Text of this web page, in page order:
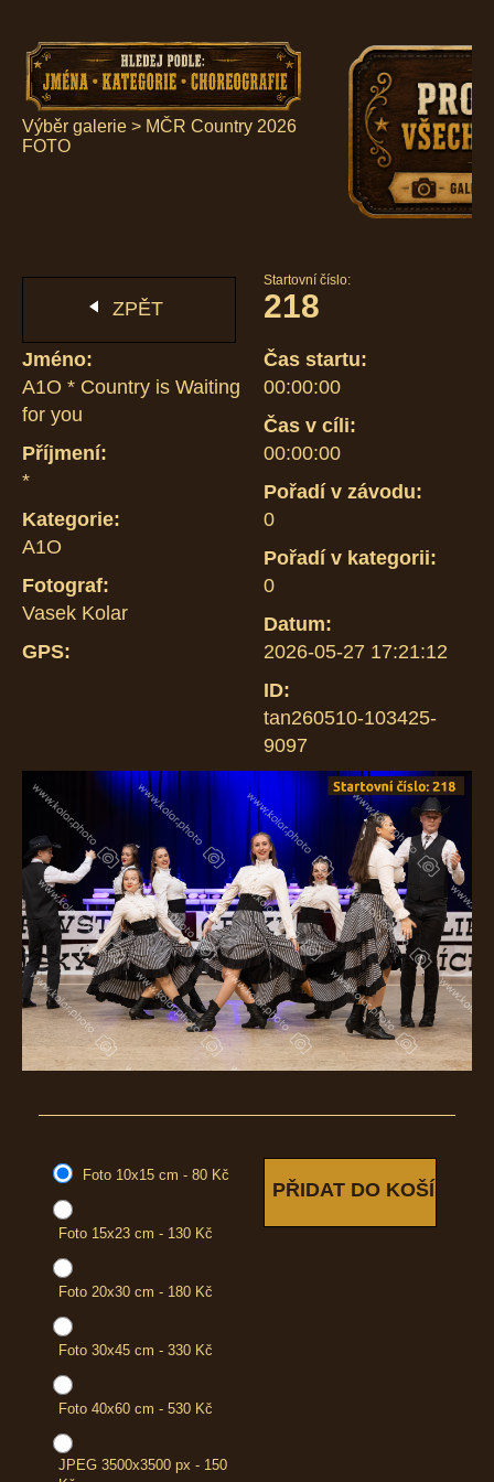
Výběr galerie > MČR Country 2026
FOTO
ZPĚT
Startovní číslo:
218
Jméno:
A1O * Country is Waiting
for you
Příjmení:
*
Kategorie:
A1O
Fotograf:
Vasek Kolar
GPS:
Čas startu:
00:00:00
Čas v cíli:
00:00:00
Pořadí v závodu:
0
Pořadí v kategorii:
0
Datum:
2026-05-27 17:21:12
ID:
tan260510-103425-
9097
Foto 10x15 cm - 80 Kč
Foto 15x23 cm - 130 Kč
Foto 20x30 cm - 180 Kč
Foto 30x45 cm - 330 Kč
Foto 40x60 cm - 530 Kč
JPEG 3500x3500 px - 150